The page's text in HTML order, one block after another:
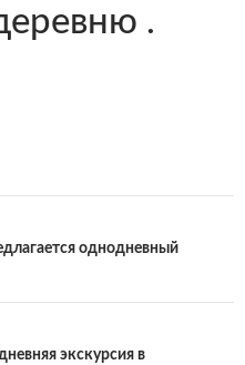
.
однодневный
экскурсия в